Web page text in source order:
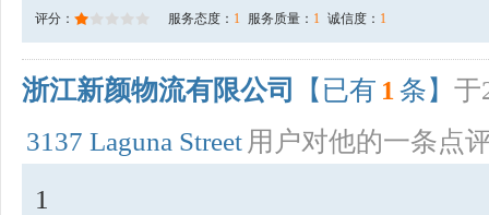
评分： 服务态度： 1 服务质量： 1 诚信度： 1
浙江新颜物流有限公司 【已有 1 条】 于
3137 Laguna Street 用户对他的一条点
1